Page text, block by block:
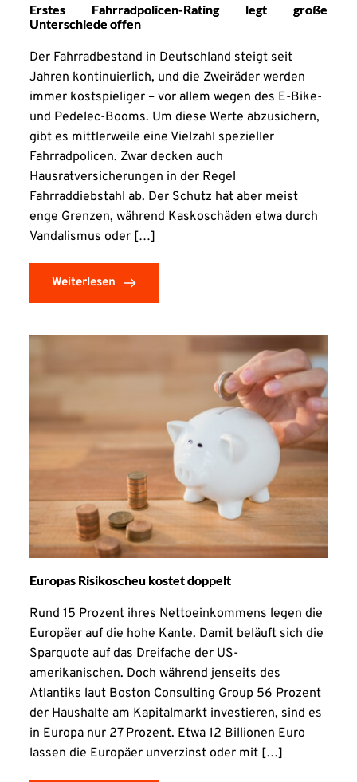
Erstes Fahrradpolicen-Rating legt große
Unterschiede offen
Der Fahrradbestand in Deutschland steigt seit
Jahren kontinuierlich, und die Zweiräder werden
immer kostspieliger – vor allem wegen des E-Bike-
und Pedelec-Booms. Um diese Werte abzusichern,
gibt es mittlerweile eine Vielzahl spezieller
Fahrradpolicen. Zwar decken auch
Hausratversicherungen in der Regel
Fahrraddiebstahl ab. Der Schutz hat aber meist
enge Grenzen, während Kaskoschäden etwa durch
Vandalismus oder […]
Weiterlesen
Europas Risikoscheu kostet doppelt
Rund 15 Prozent ihres Nettoeinkommens legen die
Europäer auf die hohe Kante. Damit beläuft sich die
Sparquote auf das Dreifache der US-
amerikanischen. Doch während jenseits des
Atlantiks laut Boston Consulting Group 56 Prozent
der Haushalte am Kapitalmarkt investieren, sind es
in Europa nur 27 Prozent. Etwa 12 Billionen Euro
lassen die Europäer unverzinst oder mit […]